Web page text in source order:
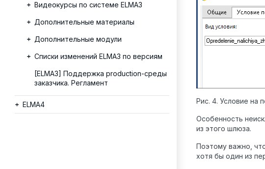
Видеокурсы по системе ELMA3
Дополнительные материалы
Дополнительные модули
Списки изменений ELMA3 по версиям
[ELMA3] Поддержка production-среды
заказчика. Регламент
ELMA4 Рис. 4. Условие на
Особенность
из этого шлюза.
Поэтому важно,
хотя бы один из